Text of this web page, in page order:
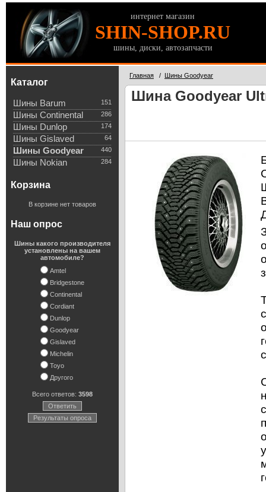
интернет магазин
SHIN-SHOP.RU
шины, диски, автозапчасти
Каталог
151
Шины Barum
286
Шины Continental
174
Шины Dunlop
64
Шины Gislaved
440
Шины Goodyear
284
Шины Nokian
Корзина
В корзине нет товаров
Наш опрос
Шины какого производителя
установлены на вашем
автомобиле?
Amtel
Bridgestone
Continental
Cordiant
Dunlop
Goodyear
Gislaved
Michelin
Toyo
Другого
Всего ответов: 3598
Ответить
Результаты опроса
Главная / Шины Goodyear
Шина Goodyear